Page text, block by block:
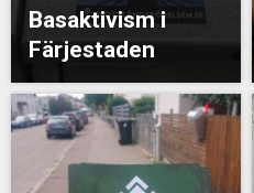
Basaktivism i
Färjestaden